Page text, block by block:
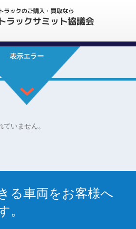
表示エラー
いません。
る車両をお客様へ
。